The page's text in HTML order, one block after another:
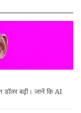
डॉलर बढ़ी। जानें कि AI